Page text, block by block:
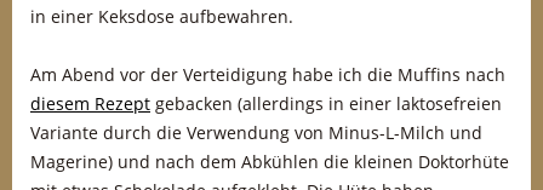
in einer Keksdose aufbewahren.
Am Abend vor der Verteidigung habe ich die Muffins nach
diesem Rezept gebacken (allerdings in einer laktosefreien
Variante durch die Verwendung von Minus-L-Milch und
Magerine) und nach dem Abkühlen die kleinen Doktorhüte